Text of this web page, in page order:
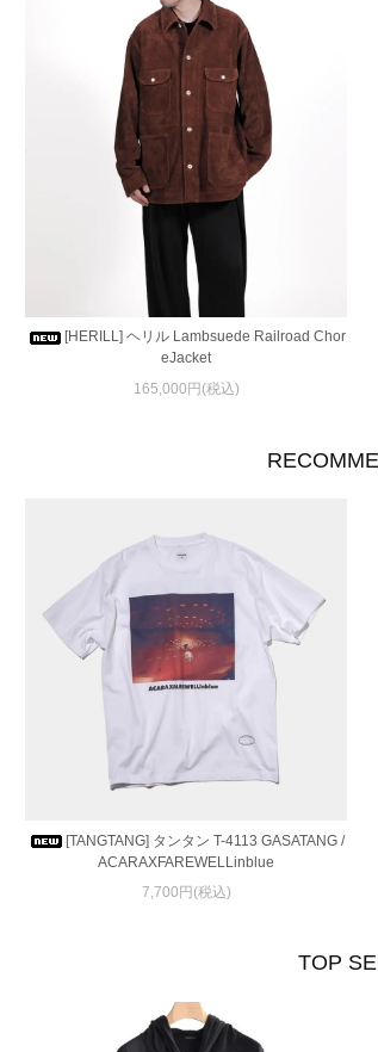
[HERILL] ヘリル Lambsuede Railroad Chor
eJacket
165,000円(税込)
[TANGTANG] タンタン T-4113 GASATANG /
ACARAXFAREWELLinblue
7,700円(税込)
TOP